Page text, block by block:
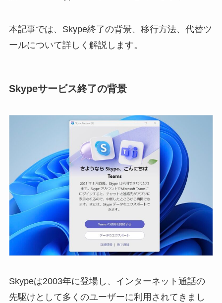
本記事では、Skype終了の背景、移行方法、代替ツ
ールについて詳しく解説します。
Skypeサービス終了の背景
Skypeは2003年に登場し、インターネット通話の
先駆けとして多くのユーザーに利用されてきまし